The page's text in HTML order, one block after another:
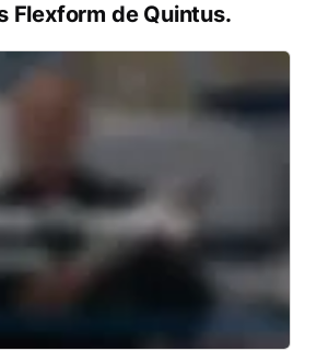
Flexform de Quintus.